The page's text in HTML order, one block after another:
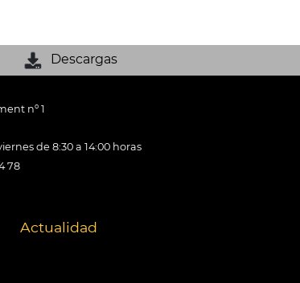
Descargas
nº 1
de 8:30 a 14:00 horas
78
Actualidad